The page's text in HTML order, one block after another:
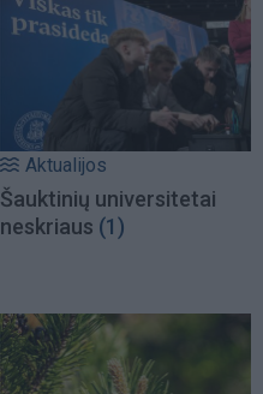
Aktualijos
Šauktinių universitetai
neskriaus (1)